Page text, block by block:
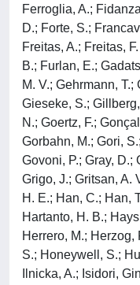
Ferroglia, A.;
D.; Forte, S.;
Freitas, A.; Freitas,
B.; Furlan, E.;
M. V.; Gehrmann,
Gieseke, S.;
N.; Goertz, F.;
Gorbahn, M.; Gori,
Govoni, P.; Gray, D.;
Grigo, J.; Gritsan, A.
H. E.; Han, C.; Han,
Hartanto, H. B.;
Herrero, M.; Herzog,
S.; Honeywell, S.;
Ilnicka, A.; Isidori,